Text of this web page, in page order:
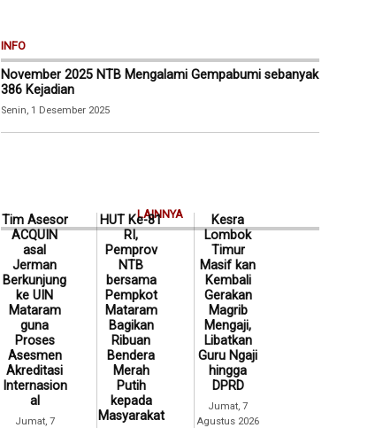
INFO
November 2025 NTB Mengalami Gempabumi sebanyak
386 Kejadian
Senin, 1 Desember 2025
LAINNYA
Tim Asesor
ACQUIN
asal
Jerman
Berkunjung
ke UIN
Mataram
guna
Proses
Asesmen
Akreditasi
Internasion
al
Jumat, 7
HUT Ke-81
RI,
Pemprov
NTB
bersama
Pempkot
Mataram
Bagikan
Ribuan
Bendera
Merah
Putih
kepada
Masyarakat
Kesra
Lombok
Timur
Masif kan
Kembali
Gerakan
Magrib
Mengaji,
Libatkan
Guru Ngaji
hingga
DPRD
Jumat, 7
Agustus 2026